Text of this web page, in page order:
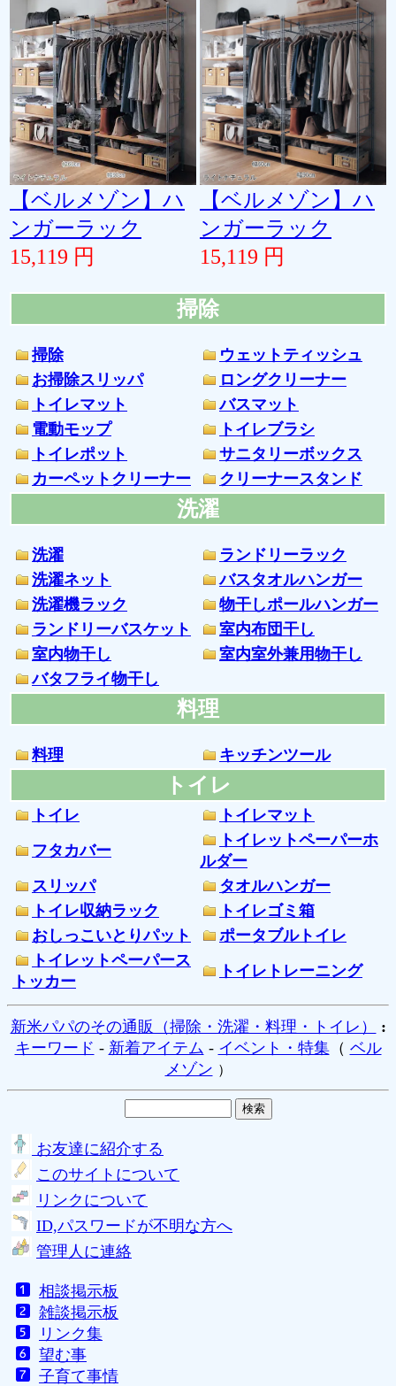
【ベルメゾン】ハ
ンガーラック
15,119 円
【ベルメゾン】ハ
ンガーラック
15,119 円
掃除
掃除
ウェットティッシュ
お掃除スリッパ
ロングクリーナー
トイレマット
バスマット
電動モップ
トイレブラシ
トイレポット
サニタリーボックス
カーペットクリーナー
クリーナースタンド
洗濯
洗濯
ランドリーラック
洗濯ネット
バスタオルハンガー
洗濯機ラック
物干しポールハンガー
ランドリーバスケット
室内布団干し
室内物干し
室内室外兼用物干し
バタフライ物干し
料理
料理 キッチンツール
トイレ
トイレ
トイレマット
フタカバー
トイレットペーパーホ
ルダー
スリッパ
タオルハンガー
トイレ収納ラック
トイレゴミ箱
おしっこいとりパット
ポータブルトイレ
トイレットペーパース
トッカー
トイレトレーニング
新米パパのその通販（掃除・洗濯・料理・トイレ）
:
キーワード - 新着アイテム - イベント・特集（ ベル
メゾン ）
お友達に紹介する
このサイトについて
リンクについて
ID,パスワードが不明な方へ
管理人に連絡
相談掲示板
雑談掲示板
リンク集
望む事
子育て事情